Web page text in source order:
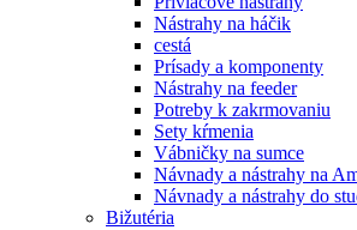
Nástrahy na háčik
cestá
Prísady a komponenty
Nástrahy na feeder
Potreby k zakrmovaniu
Sety kŕmenia
Vábničky na sumce
Návnady a nástrahy na
Návnady a nástrahy do
Bižutéria